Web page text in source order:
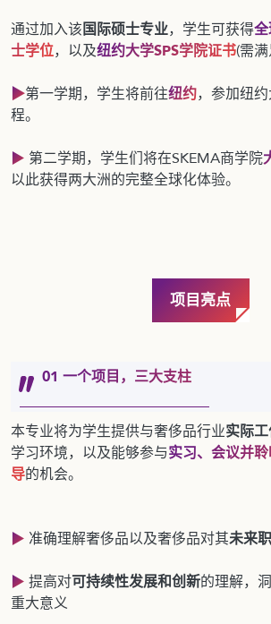
通过加入该国际硕士专业，学生可获得
士学位，以及纽约大学SPS学院证书(需满
▶第一学期，学生将前往纽约，参加纽
程。
▶ 第二学期，学生们将在SKEMA商学院
以此获得两大洲的完整全球化体验。
项目亮点
01 一个项目，三大支柱
本专业将为学生提供与奢侈品行业实际
学习环境，以及能够参与实习、会议并
导的机会。
▶ 准确理解奢侈品以及奢侈品对其未来
▶ 提高对可持续性发展和创新的理解，
重大意义